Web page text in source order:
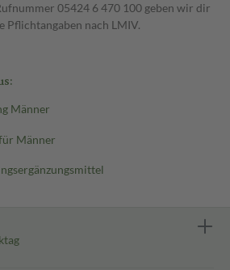
05424 6 470 100 geben wir dir
Pflichtangaben nach LMIV.
Männer
Männer